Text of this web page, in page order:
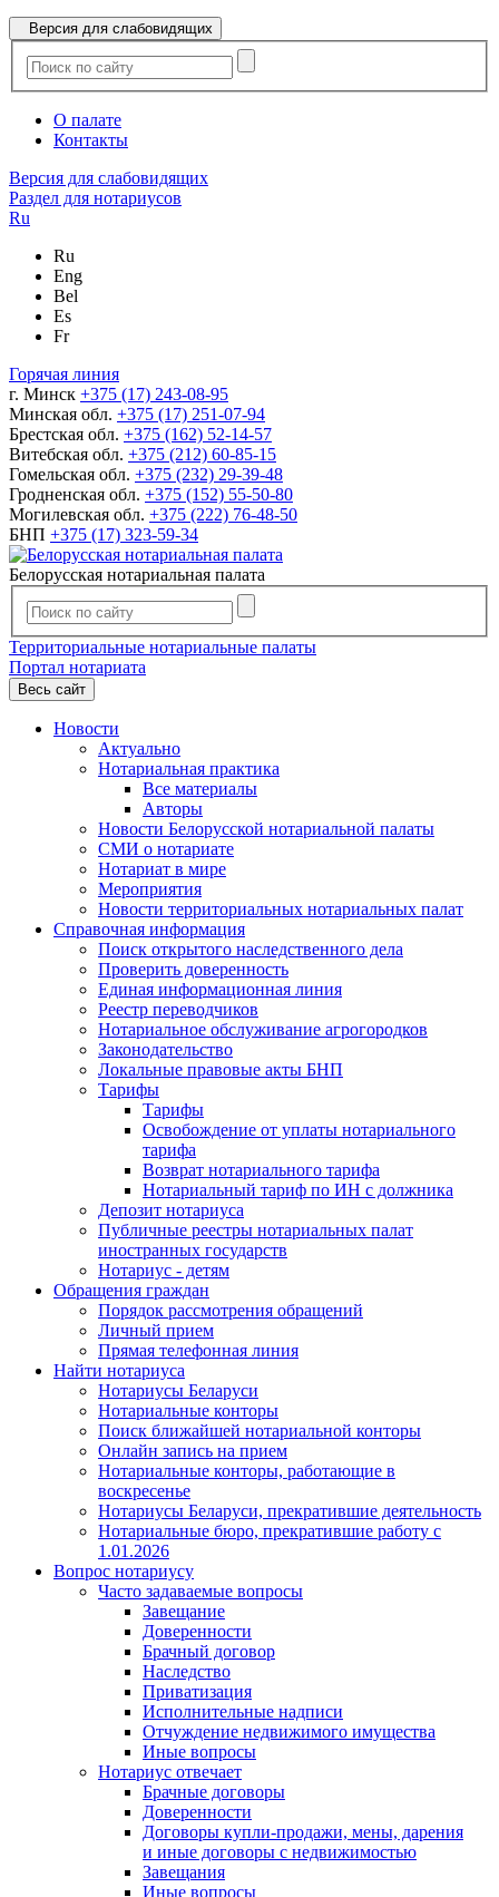
Версия для слабовидящих
О палате
Контакты
Версия для слабовидящих
Раздел для нотариусов
Ru
Ru
Eng
Bel
Es
Fr
Горячая линия
г. Минск +375 (17) 243-08-95
Минская обл. +375 (17) 251-07-94
Брестская обл. +375 (162) 52-14-57
Витебская обл. +375 (212) 60-85-15
Гомельская обл. +375 (232) 29-39-48
Гродненская обл. +375 (152) 55-50-80
Могилевская обл. +375 (222) 76-48-50
БНП +375 (17) 323-59-34
Белорусская нотариальная палата
Территориальные нотариальные палаты
Портал нотариата
Весь сайт
Новости
Актуально
Нотариальная практика
Все материалы
Авторы
Новости Белорусской нотариальной палаты
СМИ о нотариате
Нотариат в мире
Мероприятия
Новости территориальных нотариальных палат
Справочная информация
Поиск открытого наследственного дела
Проверить доверенность
Единая информационная линия
Реестр переводчиков
Нотариальное обслуживание агрогородков
Законодательство
Локальные правовые акты БНП
Тарифы
Тарифы
Освобождение от уплаты нотариального
тарифа
Возврат нотариального тарифа
Нотариальный тариф по ИН с должника
Депозит нотариуса
Публичные реестры нотариальных палат
иностранных государств
Нотариус - детям
Обращения граждан
Порядок рассмотрения обращений
Личный прием
Прямая телефонная линия
Найти нотариуса
Нотариусы Беларуси
Нотариальные конторы
Поиск ближайшей нотариальной конторы
Онлайн запись на прием
Нотариальные конторы, работающие в
воскресенье
Нотариусы Беларуси, прекратившие деятельность
Нотариальные бюро, прекратившие работу с
1.01.2026
Вопрос нотариусу
Часто задаваемые вопросы
Завещание
Доверенности
Брачный договор
Наследство
Приватизация
Исполнительные надписи
Отчуждение недвижимого имущества
Иные вопросы
Нотариус отвечает
Брачные договоры
Доверенности
Договоры купли-продажи, мены, дарения
и иные договоры с недвижимостью
Завещания
Иные вопросы